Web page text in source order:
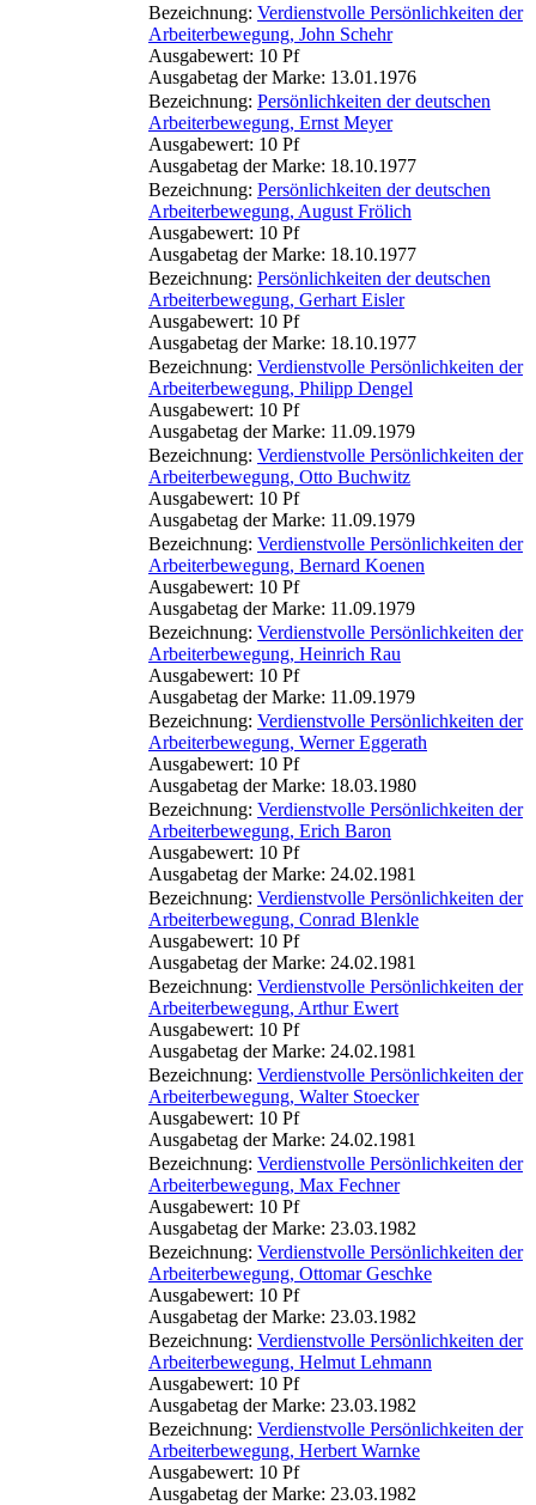
Bezeichnung: Verdienstvolle Persönlichkeiten der
Arbeiterbewegung, John Schehr
Ausgabewert: 10 Pf
Ausgabetag der Marke: 13.01.1976
Bezeichnung: Persönlichkeiten der deutschen
Arbeiterbewegung, Ernst Meyer
Ausgabewert: 10 Pf
Ausgabetag der Marke: 18.10.1977
Bezeichnung: Persönlichkeiten der deutschen
Arbeiterbewegung, August Frölich
Ausgabewert: 10 Pf
Ausgabetag der Marke: 18.10.1977
Bezeichnung: Persönlichkeiten der deutschen
Arbeiterbewegung, Gerhart Eisler
Ausgabewert: 10 Pf
Ausgabetag der Marke: 18.10.1977
Bezeichnung: Verdienstvolle Persönlichkeiten der
Arbeiterbewegung, Philipp Dengel
Ausgabewert: 10 Pf
Ausgabetag der Marke: 11.09.1979
Bezeichnung: Verdienstvolle Persönlichkeiten der
Arbeiterbewegung, Otto Buchwitz
Ausgabewert: 10 Pf
Ausgabetag der Marke: 11.09.1979
Bezeichnung: Verdienstvolle Persönlichkeiten der
Arbeiterbewegung, Bernard Koenen
Ausgabewert: 10 Pf
Ausgabetag der Marke: 11.09.1979
Bezeichnung: Verdienstvolle Persönlichkeiten der
Arbeiterbewegung, Heinrich Rau
Ausgabewert: 10 Pf
Ausgabetag der Marke: 11.09.1979
Bezeichnung: Verdienstvolle Persönlichkeiten der
Arbeiterbewegung, Werner Eggerath
Ausgabewert: 10 Pf
Ausgabetag der Marke: 18.03.1980
Bezeichnung: Verdienstvolle Persönlichkeiten der
Arbeiterbewegung, Erich Baron
Ausgabewert: 10 Pf
Ausgabetag der Marke: 24.02.1981
Bezeichnung: Verdienstvolle Persönlichkeiten der
Arbeiterbewegung, Conrad Blenkle
Ausgabewert: 10 Pf
Ausgabetag der Marke: 24.02.1981
Bezeichnung: Verdienstvolle Persönlichkeiten der
Arbeiterbewegung, Arthur Ewert
Ausgabewert: 10 Pf
Ausgabetag der Marke: 24.02.1981
Bezeichnung: Verdienstvolle Persönlichkeiten der
Arbeiterbewegung, Walter Stoecker
Ausgabewert: 10 Pf
Ausgabetag der Marke: 24.02.1981
Bezeichnung: Verdienstvolle Persönlichkeiten der
Arbeiterbewegung, Max Fechner
Ausgabewert: 10 Pf
Ausgabetag der Marke: 23.03.1982
Bezeichnung: Verdienstvolle Persönlichkeiten der
Arbeiterbewegung, Ottomar Geschke
Ausgabewert: 10 Pf
Ausgabetag der Marke: 23.03.1982
Bezeichnung: Verdienstvolle Persönlichkeiten der
Arbeiterbewegung, Helmut Lehmann
Ausgabewert: 10 Pf
Ausgabetag der Marke: 23.03.1982
Bezeichnung: Verdienstvolle Persönlichkeiten der
Arbeiterbewegung, Herbert Warnke
Ausgabewert: 10 Pf
Ausgabetag der Marke: 23.03.1982